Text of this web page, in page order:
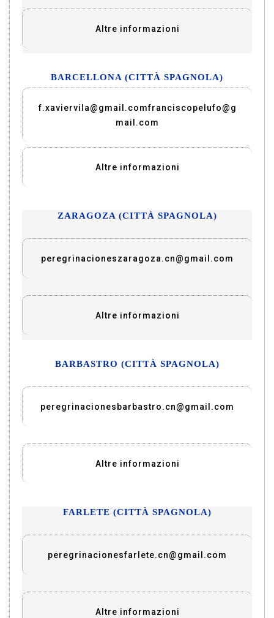
Altre informazioni
BARCELLONA (CITTÀ SPAGNOLA)
f.xaviervila@gmail.comfranciscopelufo@g
mail.com
Altre informazioni
ZARAGOZA (CITTÀ SPAGNOLA)
peregrinacioneszaragoza.cn@gmail.com
Altre informazioni
BARBASTRO (CITTÀ SPAGNOLA)
peregrinacionesbarbastro.cn@gmail.com
Altre informazioni
FARLETE (CITTÀ SPAGNOLA)
peregrinacionesfarlete.cn@gmail.com
Altre informazioni